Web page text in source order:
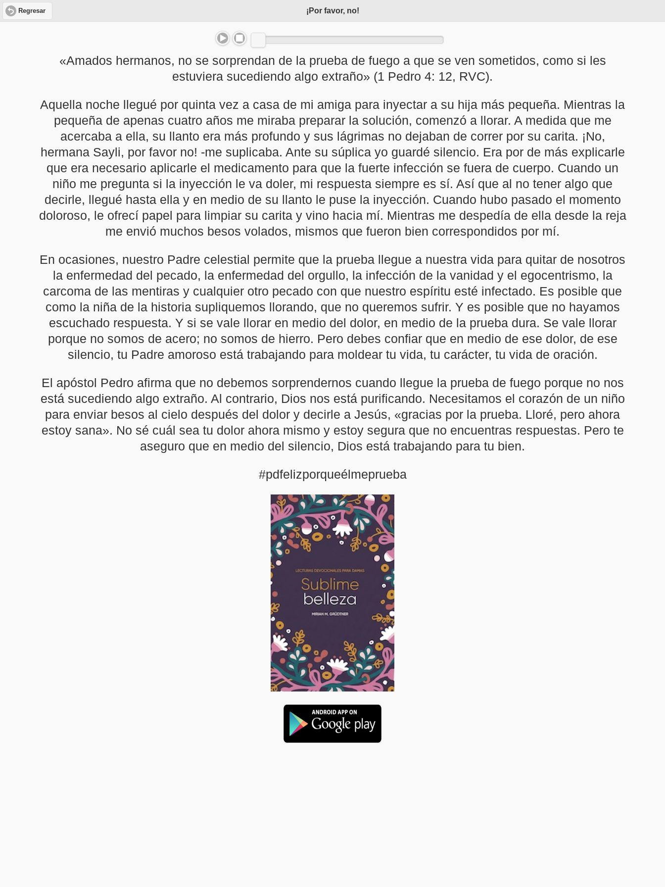
Regresar ¡Por favor, no!
«Amados hermanos, no se sorprendan de la prueba de fuego a que se ven sometidos, como si les
estuviera sucediendo algo extraño» (1 Pedro 4: 12, RVC).
Aquella noche llegué por quinta vez a casa de mi amiga para inyectar a su hija más pequeña. Mientras la
pequeña de apenas cuatro años me miraba preparar la solución, comenzó a llorar. A medida que me
acercaba a ella, su llanto era más profundo y sus lágrimas no dejaban de correr por su carita. ¡No,
hermana Sayli, por favor no! -me suplicaba. Ante su súplica yo guardé silencio. Era por de más explicarle
que era necesario aplicarle el medicamento para que la fuerte infección se fuera de cuerpo. Cuando un
niño me pregunta si la inyección le va doler, mi respuesta siempre es sí. Así que al no tener algo que
decirle, llegué hasta ella y en medio de su llanto le puse la inyección. Cuando hubo pasado el momento
doloroso, le ofrecí papel para limpiar su carita y vino hacia mí. Mientras me despedía de ella desde la reja
me envió muchos besos volados, mismos que fueron bien correspondidos por mí.
En ocasiones, nuestro Padre celestial permite que la prueba llegue a nuestra vida para quitar de nosotros
la enfermedad del pecado, la enfermedad del orgullo, la infección de la vanidad y el egocentrismo, la
carcoma de las mentiras y cualquier otro pecado con que nuestro espíritu esté infectado. Es posible que
como la niña de la historia supliquemos llorando, que no queremos sufrir. Y es posible que no hayamos
escuchado respuesta. Y si se vale llorar en medio del dolor, en medio de la prueba dura. Se vale llorar
porque no somos de acero; no somos de hierro. Pero debes confiar que en medio de ese dolor, de ese
silencio, tu Padre amoroso está trabajando para moldear tu vida, tu carácter, tu vida de oración.
El apóstol Pedro afirma que no debemos sorprendernos cuando llegue la prueba de fuego porque no nos
está sucediendo algo extraño. Al contrario, Dios nos está purificando. Necesitamos el corazón de un niño
para enviar besos al cielo después del dolor y decirle a Jesús, «gracias por la prueba. Lloré, pero ahora
estoy sana». No sé cuál sea tu dolor ahora mismo y estoy segura que no encuentras respuestas. Pero te
aseguro que en medio del silencio, Dios está trabajando para tu bien.
#pdfelizporqueélmeprueba